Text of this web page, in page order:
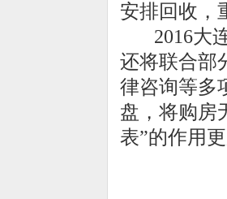
安排回收，
2016大连
还将联合部
律咨询等多
盘，将购房
表”的作用